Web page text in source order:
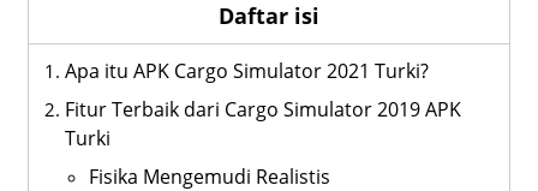
Daftar isi
Apa itu APK Cargo Simulator 2021 Turki?
Fitur Terbaik dari Cargo Simulator 2019 APK
Turki
Fisika Mengemudi Realistis